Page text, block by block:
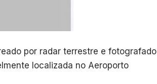
por radar terrestre e fotografado
localizada no Aeroporto